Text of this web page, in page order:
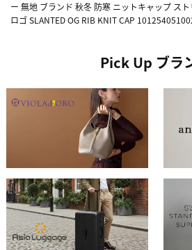
ー 無地 ブランド 秋冬 防寒 ニットキャップ ス
ロゴ SLANTED OG RIB KNIT CAP
Pick Up ブラ